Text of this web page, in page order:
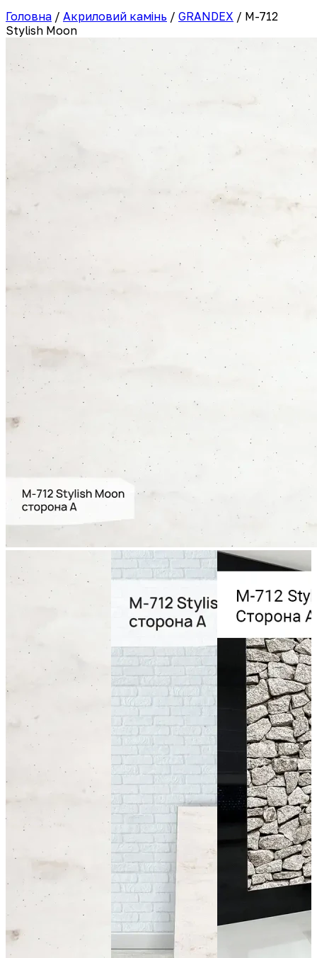
Головна / Акриловий камінь / GRANDEX / M-712
Stylish Moon